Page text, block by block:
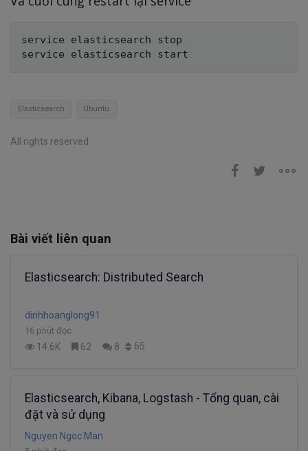
service elasticsearch stop
Elasticsearch Ubuntu
All rights reserved
Bài viết liên quan
Elasticsearch: Distributed Search
dinhhoanglong91
16 phút đọc
14.6K 62 8 65
Elasticsearch, Kibana, Logstash - Tổng quan, cài
đặt và sử dụng
Nguyen Ngoc Man